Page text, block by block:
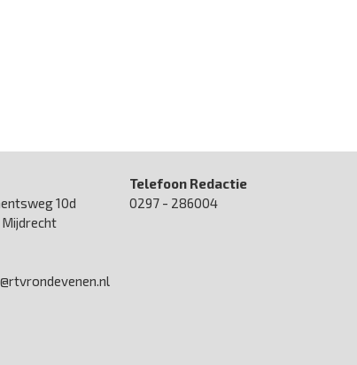
10d
Mijdrecht
Telefoon Redactie
0297 - 286004